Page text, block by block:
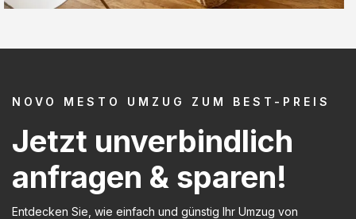
NOVO MESTO UMZUG ZUM BEST-PREIS
Jetzt unverbindlich
anfragen & sparen!
Entdecken Sie, wie einfach und günstig Ihr Umzug von